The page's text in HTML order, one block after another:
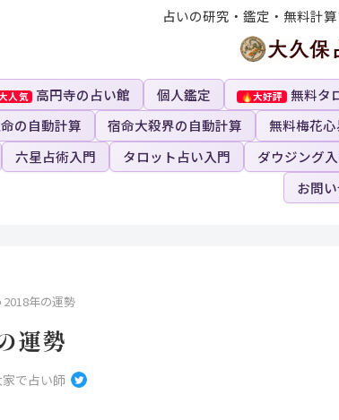
占いの研究・鑑定・無料計
高円寺の占い館 個人鑑定 無料タ
の自動計算 宿命大殺界の自動計算 無料梅花
六星占術入門 タロット占い入門 ダウジング
お問
年の運勢
運勢
で占い師